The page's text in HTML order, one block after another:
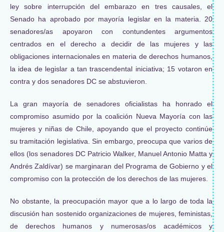
ley sobre interrupción del embarazo en tres causales, el
Senado ha aprobado por mayoría legislar en la materia. 20
senadores/as apoyaron con contundentes argumentos
centrados en el derecho a decidir de las mujeres y las
obligaciones internacionales en materia de derechos humanos,
la idea de legislar a tan trascendental iniciativa; 15 votaron en
contra y dos senadores DC se abstuvieron.
La gran mayoría de senadores oficialistas ha honrado el
compromiso asumido por la coalición Nueva Mayoría con las
mujeres y niñas de Chile, apoyando que el proyecto continúe
su tramitación legislativa. Sin embargo, preocupa que varios de
ellos (los senadores DC Patricio Walker, Manuel Antonio Matta y
Andrés Zaldívar) se marginaran del Programa de Gobierno y el
compromiso con la protección de los derechos de las mujeres.
No obstante, la preocupación mayor que a lo largo de toda la
discusión han sostenido organizaciones de mujeres, feministas,
de derechos humanos y numerosas/os académicos y